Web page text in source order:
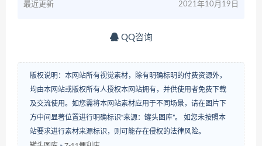
最近更新 2021年10月19日
QQ咨询
版权说明：本网站所有视觉素材，除有明确标明的付费资源外，
均由本网站或版权所有人授权本网站拥有，并供使用者免费下载
及交流使用。如您需将本网站素材应用于不同场景，请在图片下
方中间显著位置进行明确标识“来源：罐头图库”。 如您未按照本
站要求进行素材来源标识，则可能存在侵权的法律风险。